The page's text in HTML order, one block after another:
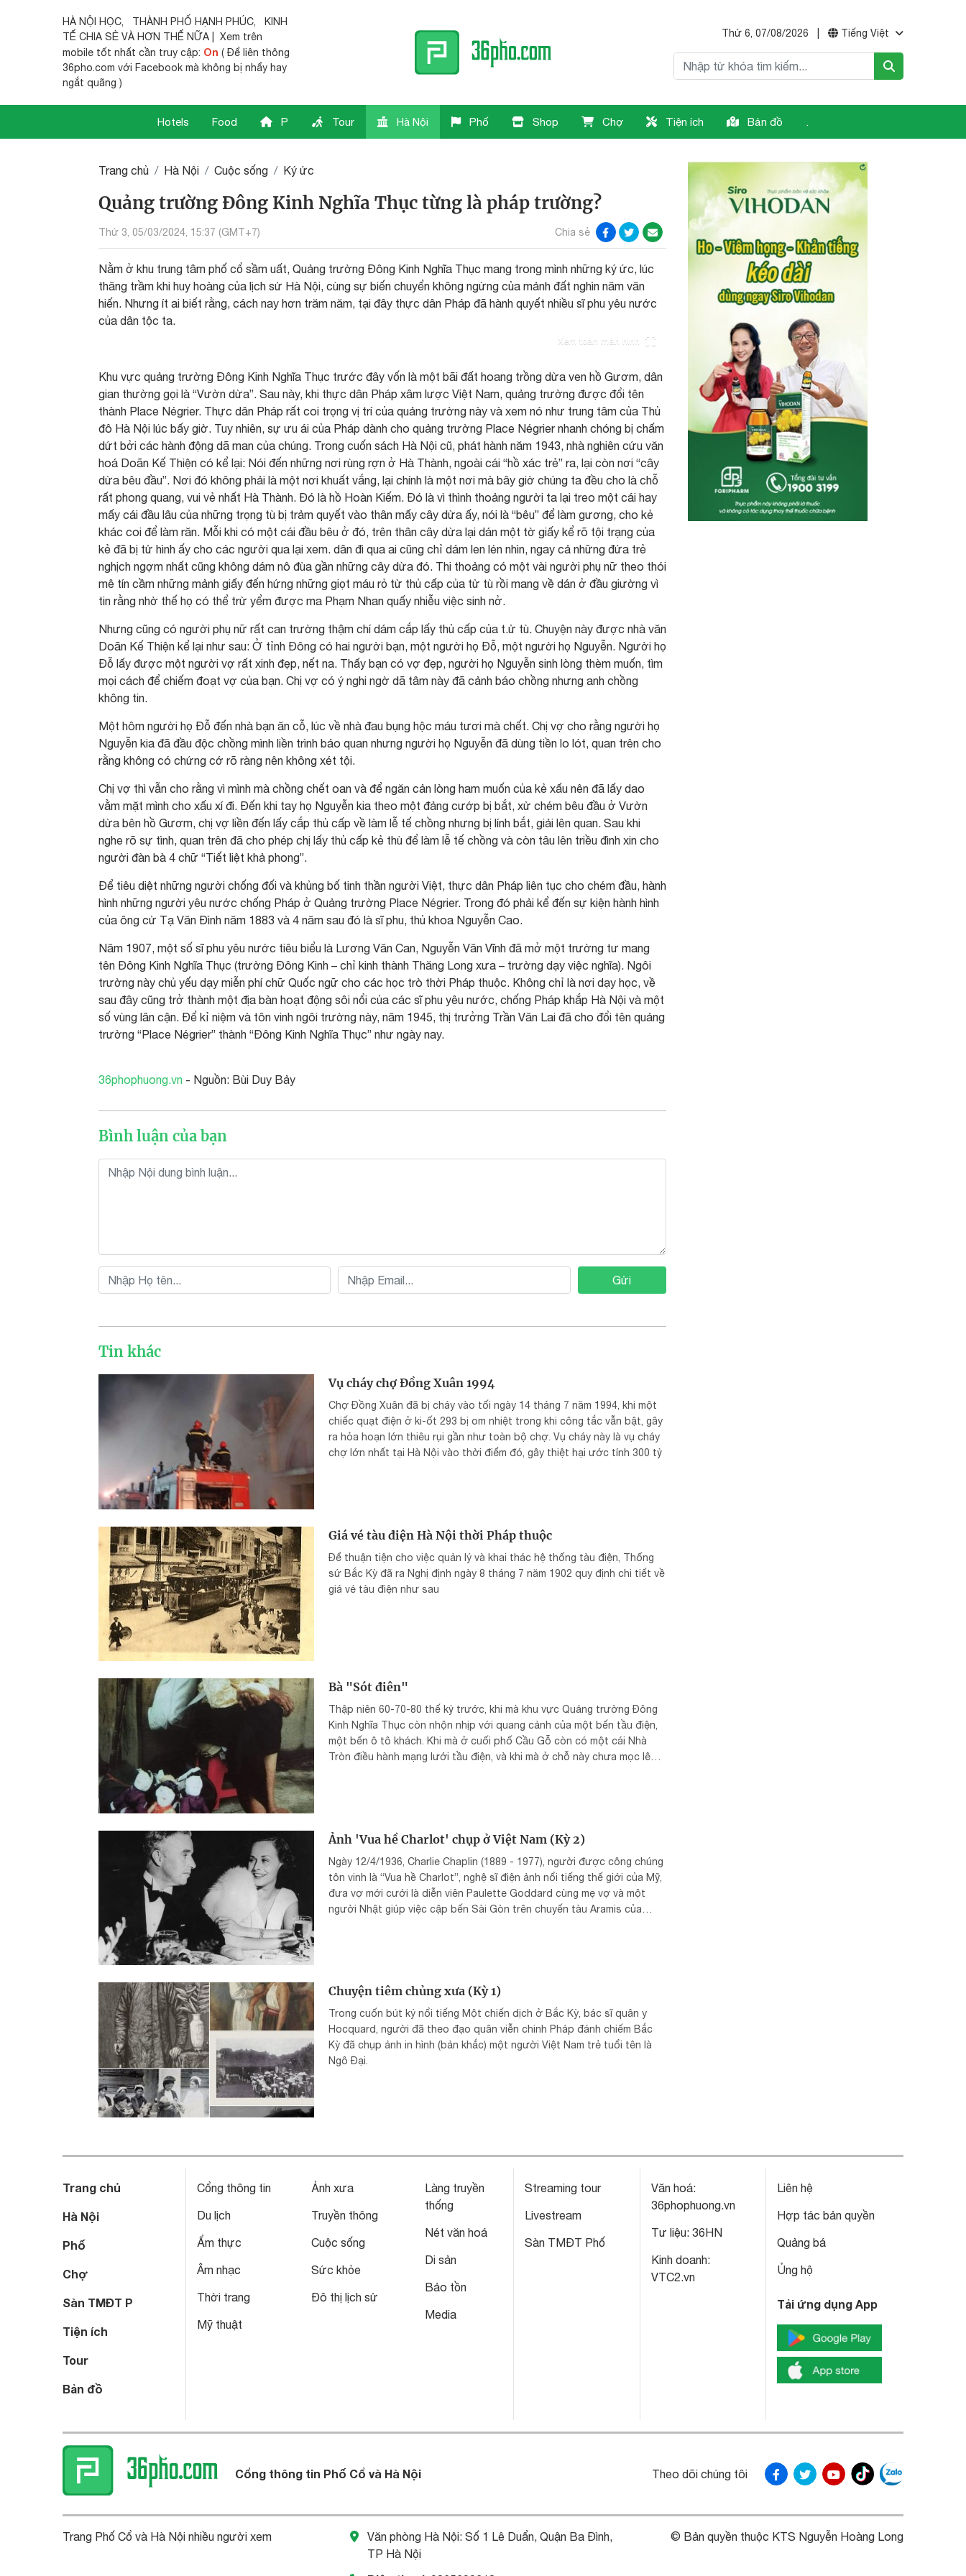
HÀ NỘI HỌC, THÀNH PHỐ HẠNH PHÚC,
KINH
TẾ CHIA SẺ VÀ HƠN THẾ NỮA | Xem trên
mobile tốt nhất cần truy cập: On ( Để liên thông
36pho.com với Facebook mà không bị nhẩy hay
ngắt quãng )
Thứ 6, 07/08/2026 Tiếng Việt
Hotels Food P Tour Hà Nội Phố Shop Chợ Tiện ích Bản đồ .
Trang chủ Hà Nội Cuộc sống Ký ức
Quảng trường Đông Kinh Nghĩa Thục từng là pháp trường?
Thứ 3, 05/03/2024, 15:37 (GMT+7) Chia sẻ
Nằm ở khu trung tâm phố cổ sầm uất, Quảng trường Đông Kinh Nghĩa Thục mang trong mình những ký ức, lúc
thăng trầm khi huy hoàng của lịch sử Hà Nội, cùng sự biến chuyển không ngừng của mảnh đất nghìn năm văn
hiến. Nhưng ít ai biết rằng, cách nay hơn trăm năm, tại đây thực dân Pháp đã hành quyết nhiều sĩ phu yêu nước
của dân tộc ta.
Xem toàn màn hình
Khu vực quảng trường Đông Kinh Nghĩa Thục trước đây vốn là một bãi đất hoang trồng dừa ven hồ Gươm, dân
gian thường gọi là “Vườn dừa”. Sau này, khi thực dân Pháp xâm lược Việt Nam, quảng trường được đổi tên
thành Place Négrier. Thực dân Pháp rất coi trọng vị trí của quảng trường này và xem nó như trung tâm của Thủ
đô Hà Nội lúc bấy giờ. Tuy nhiên, sự ưu ái của Pháp dành cho quảng trường Place Négrier nhanh chóng bị chấm
dứt bởi các hành động dã man của chúng. Trong cuốn sách Hà Nội cũ, phát hành năm 1943, nhà nghiên cứu văn
hoá Doãn Kế Thiện có kể lại: Nói đến những nơi rùng rợn ở Hà Thành, ngoài cái “hồ xác trẻ” ra, lại còn nơi “cây
dừa bêu đầu”. Nơi đó không phải là một nơi khuất vắng, lại chính là một nơi mà bây giờ chúng ta đều cho là chỗ
rất phong quang, vui vẻ nhất Hà Thành. Đó là hồ Hoàn Kiếm. Đó là vì thình thoảng người ta lại treo một cái hay
mấy cái đầu lâu của những trọng tù bị trảm quyết vào thân mấy cây dừa ấy, nói là “bêu” để làm gương, cho kẻ
khác coi để làm răn. Mỗi khi có một cái đầu bêu ở đó, trên thân cây dừa lại dán một tờ giấy kể rõ tội trạng của
kẻ đã bị tử hình ấy cho các người qua lại xem. dân đi qua ai cũng chỉ dám len lén nhìn, ngay cả những đứa trẻ
nghịch ngợm nhất cũng không dám nô đùa gần những cây dừa đó. Thi thoảng có một vài người phụ nữ theo thói
mê tín cầm những mảnh giấy đến hứng những giọt máu rỏ từ thủ cấp của tử tù rồi mang về dán ở đầu giường vì
tin rằng nhờ thế họ có thể trừ yểm được ma Phạm Nhan quấy nhiễu việc sinh nở.
Nhưng cũng có người phụ nữ rất can trường thậm chí dám cắp lấy thủ cấp của t.ử tù. Chuyện này được nhà văn
Doãn Kế Thiện kể lại như sau: Ở tỉnh Đông có hai người bạn, một người họ Đỗ, một người họ Nguyễn. Người họ
Đỗ lấy được một người vợ rất xinh đẹp, nết na. Thấy bạn có vợ đẹp, người họ Nguyễn sinh lòng thèm muốn, tìm
mọi cách để chiếm đoạt vợ của bạn. Chị vợ có ý nghi ngờ dã tâm này đã cảnh báo chồng nhưng anh chồng
không tin.
Một hôm người họ Đỗ đến nhà bạn ăn cỗ, lúc về nhà đau bụng hộc máu tươi mà chết. Chị vợ cho rằng người họ
Nguyễn kia đã đầu độc chồng mình liền trình báo quan nhưng người họ Nguyễn đã dùng tiền lo lót, quan trên cho
rằng không có chứng cớ rõ ràng nên không xét tội.
Chị vợ thì vẫn cho rằng vì mình mà chồng chết oan và để ngăn cản lòng ham muốn của kẻ xấu nên đã lấy dao
vằm mặt mình cho xấu xí đi. Đến khi tay họ Nguyễn kia theo một đảng cướp bị bắt, xử chém bêu đầu ở Vườn
dừa bên hồ Gươm, chị vợ liền đến lấy cắp thủ cấp về làm lễ tế chồng nhưng bị lính bắt, giải lên quan. Sau khi
nghe rõ sự tình, quan trên đã cho phép chị lấy thủ cấp kẻ thù để làm lễ tế chồng và còn tâu lên triều đình xin cho
người đàn bà 4 chữ “Tiết liệt khả phong”.
Để tiêu diệt những người chống đối và khủng bố tinh thần người Việt, thực dân Pháp liên tục cho chém đầu, hành
hình những người yêu nước chống Pháp ở Quảng trường Place Négrier. Trong đó phải kể đến sự kiện hành hình
của ông cử Tạ Văn Đình năm 1883 và 4 năm sau đó là sĩ phu, thủ khoa Nguyễn Cao.
Năm 1907, một số sĩ phu yêu nước tiêu biểu là Lương Văn Can, Nguyễn Văn Vĩnh đã mở một trường tư mang
tên Đông Kinh Nghĩa Thục (trường Đông Kinh – chỉ kinh thành Thăng Long xưa – trường dạy việc nghĩa). Ngôi
trường này chủ yếu dạy miễn phí chữ Quốc ngữ cho các học trò thời Pháp thuộc. Không chỉ là nơi dạy học, về
sau đây cũng trở thành một địa bàn hoạt động sôi nổi của các sĩ phu yêu nước, chống Pháp khắp Hà Nội và một
số vùng lân cận. Để kỉ niệm và tôn vinh ngôi trường này, năm 1945, thị trưởng Trần Văn Lai đã cho đổi tên quảng
trường “Place Négrier” thành “Đông Kinh Nghĩa Thục” như ngày nay.
36phophuong.vn - Nguồn: Bùi Duy Bảy
Bình luận của bạn
Gửi
Tin khác
Vụ cháy chợ Đồng Xuân 1994
Chợ Đồng Xuân đã bị cháy vào tối ngày 14 tháng 7 năm 1994, khi một
chiếc quạt điện ở ki-ốt 293 bị om nhiệt trong khi công tắc vẫn bật, gây
ra hỏa hoạn lớn thiêu rụi gần như toàn bộ chợ. Vụ cháy này là vụ cháy
chợ lớn nhất tại Hà Nội vào thời điểm đó, gây thiệt hại ước tính 300 tỷ
Giá vé tàu điện Hà Nội thời Pháp thuộc
Để thuận tiện cho việc quản lý và khai thác hệ thống tàu điện, Thống
sứ Bắc Kỳ đã ra Nghị định ngày 8 tháng 7 năm 1902 quy định chi tiết về
giá vé tàu điện như sau
Bà "Sót điên"
Thập niên 60-70-80 thế kỷ trước, khi mà khu vực Quảng trường Đông
Kinh Nghĩa Thục còn nhộn nhịp với quang cảnh của một bến tầu điện,
một bến ô tô khách. Khi mà ở cuối phố Cầu Gỗ còn có một cái Nhà
Tròn điều hành mạng lưới tầu điện, và khi mà ở chỗ này chưa mọc lên
Ảnh 'Vua hề Charlot' chụp ở Việt Nam (Kỳ 2)
Ngày 12/4/1936, Charlie Chaplin (1889 - 1977), người được công chúng
tôn vinh là “Vua hề Charlot”, nghệ sĩ điện ảnh nổi tiếng thế giới của Mỹ,
đưa vợ mới cưới là diễn viên Paulette Goddard cùng mẹ vợ và một
người Nhật giúp việc cập bến Sài Gòn trên chuyến tàu Aramis của
Chuyện tiêm chủng xưa (Kỳ 1)
Trong cuốn bút ký nổi tiếng Một chiến dịch ở Bắc Kỳ, bác sĩ quân y
Hocquard, người đã theo đạo quân viễn chinh Pháp đánh chiếm Bắc
Kỳ đã chụp ảnh in hình (bản khắc) một người Việt Nam trẻ tuổi tên là
Ngô Đại.
Trang chủ
Hà Nội
Phố
Chợ
Sàn TMĐT P
Tiện ích
Tour
Bản đồ
Cổng thông tin
Du lịch
Ẩm thực
Âm nhạc
Thời trang
Mỹ thuật
Ảnh xưa
Truyền thông
Cuộc sống
Sức khỏe
Đô thị lịch sử
Làng truyền
thống
Nét văn hoá
Di sản
Bảo tồn
Media
Streaming tour
Livestream
Sàn TMĐT Phố
Văn hoá:
36phophuong.vn
Tư liệu: 36HN
Kinh doanh:
VTC2.vn
Liên hệ
Hợp tác bản quyền
Quảng bá
Ủng hộ
Tải ứng dụng App
Cổng thông tin Phố Cổ và Hà Nội Theo dõi chúng tôi
Trang Phố Cổ và Hà Nội nhiều người xem
Văn phòng Hà Nội: Số 1 Lê Duẩn, Quận Ba Đình,
TP Hà Nội
© Bản quyền thuộc KTS Nguyễn Hoàng Long